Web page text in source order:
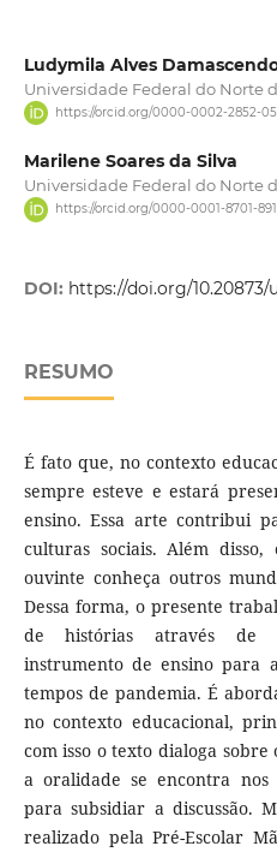
Ludymila Alves
Universidade Federal do Norte
https://orcid.org/0000-0002-2852-
Marilene Soares da Silva
Universidade Federal do Norte
https://orcid.org/0000-0001-8701-
DOI: https://doi.org/10.20873/
RESUMO
É fato que, no contexto
sempre esteve e estará
ensino. Essa arte contribui
culturas sociais. Além
ouvinte conheça outros
Dessa forma, o presente
de histórias através de
instrumento de ensino para
tempos de pandemia. É
no contexto educacional,
com isso o texto dialoga sobre
a oralidade se encontra nos
para subsidiar a discussão.
realizado pela Pré-Escolar